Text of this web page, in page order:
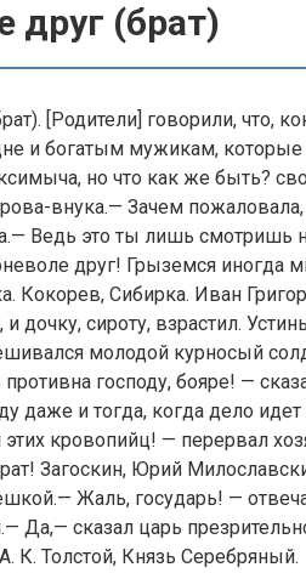
друг (брат)
[Родители] говорили, что,
и богатым мужикам, которые
но что как же быть?
внука.— Зачем
Ведь это ты лишь смотришь
друг! Грыземся иногда
Кокорев, Сибирка. Иван
дочку, сироту, взрастил.
молодой курносый
господу, бояре! —
даже и тогда, когда дело
кровопийц! — перервал
Загоскин, Юрий
Жаль, государь! —
Да,— сказал царь
К. Толстой, Князь Серебряный.